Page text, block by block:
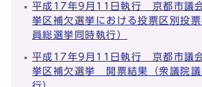
平成17年9月11日執行 京都市議
挙区補欠選挙における投票区別投
員総選挙同時執行）
平成17年9月11日執行 京都市議
挙区補欠選挙 開票結果（衆議院議